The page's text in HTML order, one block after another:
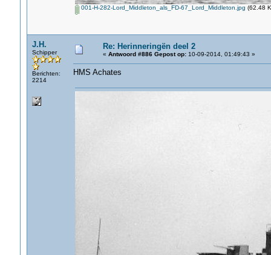
001-H-282-Lord_Middleton_als_FD-67_Lord_Middleton.jpg (62.48
J.H.
Schipper
Berichten:
2214
Re: Herinneringën deel 2
« Antwoord #886 Gepost op:10-09-2014, 01:49:43 »
HMS Achates